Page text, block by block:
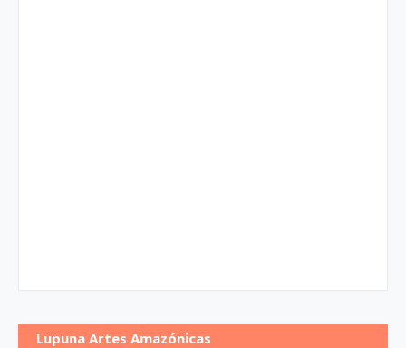
Lupuna Artes Amazónicas